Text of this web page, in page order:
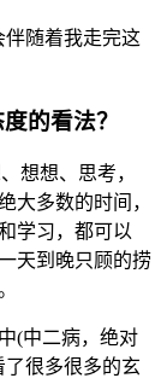
伴随着我走完这
的看法？
想想、思考，
大多数的时间，
学习，都可以
天到晚只顾的捞
(中二病，绝对
很多很多的玄